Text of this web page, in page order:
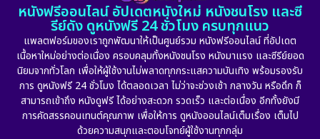
Detective สืบสวน (5)
Detective สืบสวน (56)
Disaster (10)
Disney+ (24)
1974
1971 1962
หนังฟรีออนไลน์ อัปเดตหนังใหม่ หนังชนโรง และซี
รีย์ดัง ดูหนังฟรี 24 ชั่วโมง ครบทุกแนว
แพลตฟอร์มของเราถูกพัฒนาให้เป็นศูนย์รวม หนังฟรีออนไลน์ ที่อัปเดต
เนื้อหาใหม่อย่างต่อเนื่อง ครอบคลุมทั้งหนังชนโรง หนังมาแรง และซีรีย์ยอด
นิยมจากทั่วโลก เพื่อให้ผู้ใช้งานไม่พลาดทุกกระแสความบันเทิง พร้อมรองรับ
การ ดูหนังฟรี 24 ชั่วโมง ได้ตลอดเวลา ไม่ว่าจะช่วงเช้า กลางวัน หรือดึก ก็
สามารถเข้าถึง หนังดูฟรี ได้อย่างสะดวก รวดเร็ว และต่อเนื่อง อีกทั้งยังมี
การคัดสรรคอนเทนต์คุณภาพ เพื่อให้การ ดูหนังออนไลน์เต็มเรื่อง เต็มไป
ด้วยความสนุกและตอบโจทย์ผู้ใช้งานทุกกลุ่ม